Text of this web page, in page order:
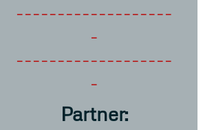
-------------------
-
-------------------
-
Partner: